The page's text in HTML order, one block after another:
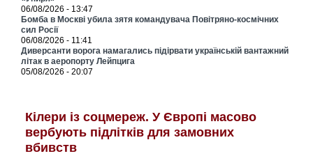
06/08/2026 - 13:47
Бомба в Москві убила зятя командувача Повітряно-космічних
сил Росії
06/08/2026 - 11:41
Диверсанти ворога намагались підірвати українській вантажний
літак в аеропорту Лейпцига
05/08/2026 - 20:07
Кілери із соцмереж. У Європі масово
вербують підлітків для замовних
вбивств